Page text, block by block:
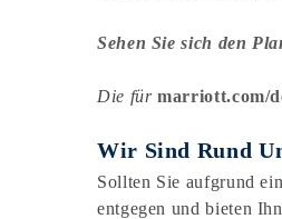
Sehen Sie sich den
Die fürmarriott.com/
Wir Sind Rund
Sollten Sie aufgrund
entgegen und bieten